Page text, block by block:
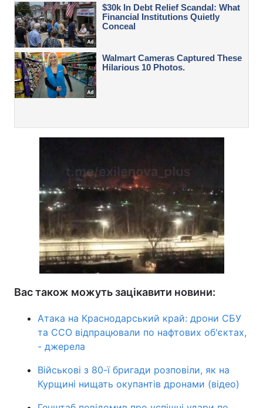
Вас також можуть зацікавити новини:
Атака на Краснодарський край: дрони СБУ
та ССО відпрацювали по нафтових об'єктах,
- джерела
Військові з 80-ї бригади розповіли, як на
Курщині нищать окупантів дронами (відео)